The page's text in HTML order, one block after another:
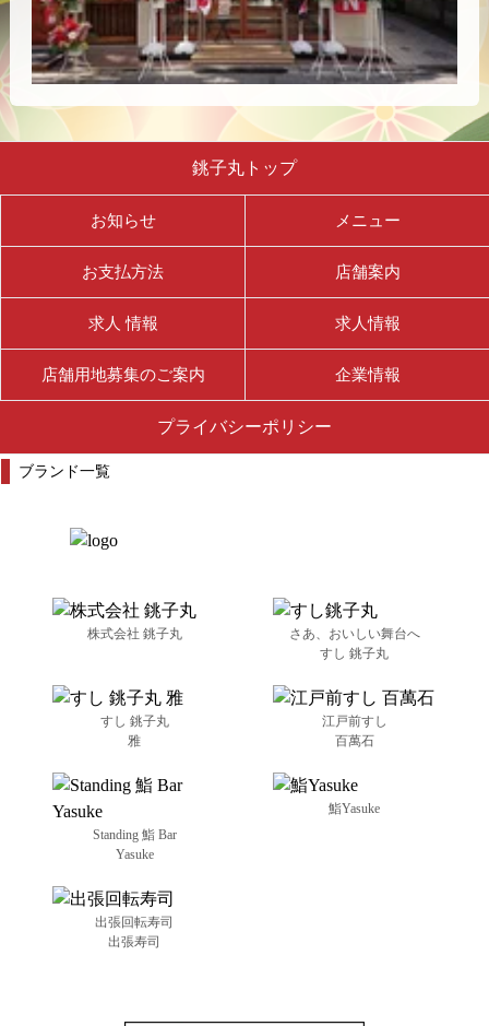
銚子丸トップ
お知らせ メニュー
お支払方法 店舗案内
求人 情報 求人情報
店舗用地募集のご案内 企業情報
プライバシーポリシー
ブランド一覧
株式会社 銚子丸
さあ、おいしい舞台へ
すし 銚子丸
すし 銚子丸
雅
江戸前すし
百萬石
Standing 鮨 Bar
Yasuke
鮨Yasuke
出張回転寿司
出張寿司